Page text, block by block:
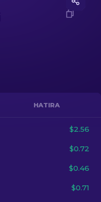
TR
HATIRA
$2.56
$0.72
$0.46
$0.71